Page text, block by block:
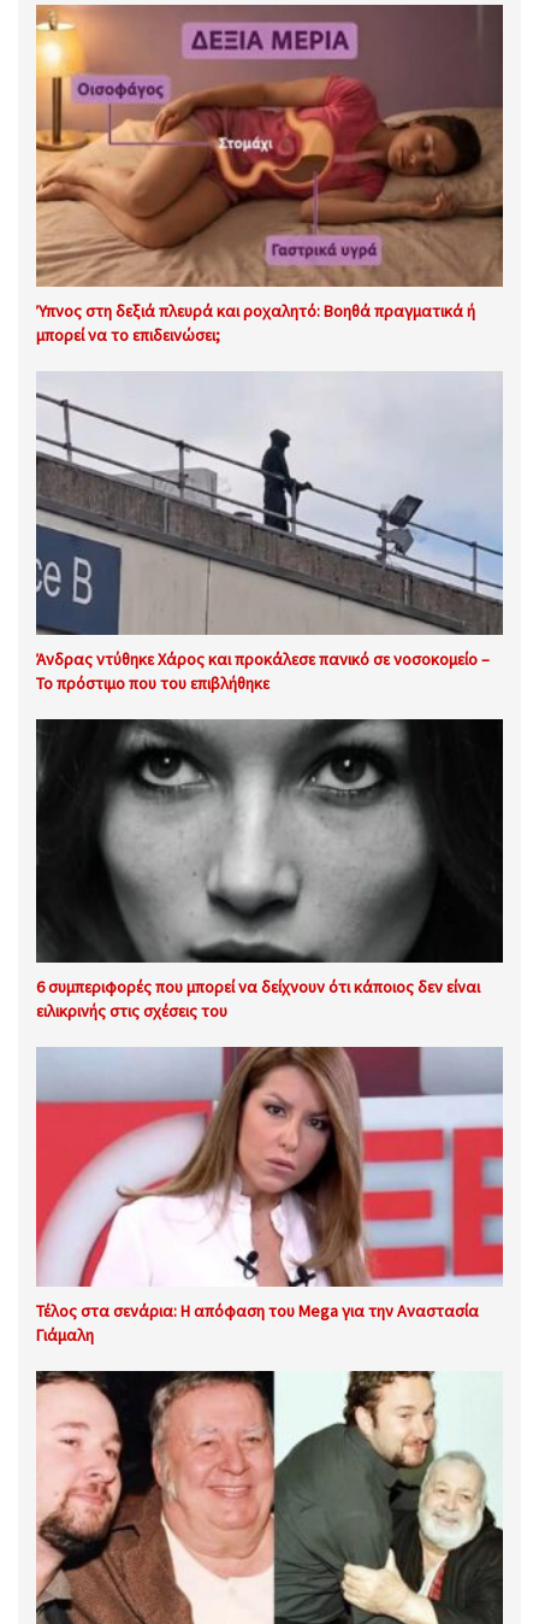
Ύπνος στη δεξιά πλευρά και ροχαλητό: Βοηθά πραγματικά ή
μπορεί να το επιδεινώσει;
Άνδρας ντύθηκε Χάρος και προκάλεσε πανικό σε νοσοκομείο –
Το πρόστιμο που του επιβλήθηκε
6 συμπεριφορές που μπορεί να δείχνουν ότι κάποιος δεν είναι
ειλικρινής στις σχέσεις του
Τέλος στα σενάρια: Η απόφαση του Mega για την Αναστασία
Γιάμαλη